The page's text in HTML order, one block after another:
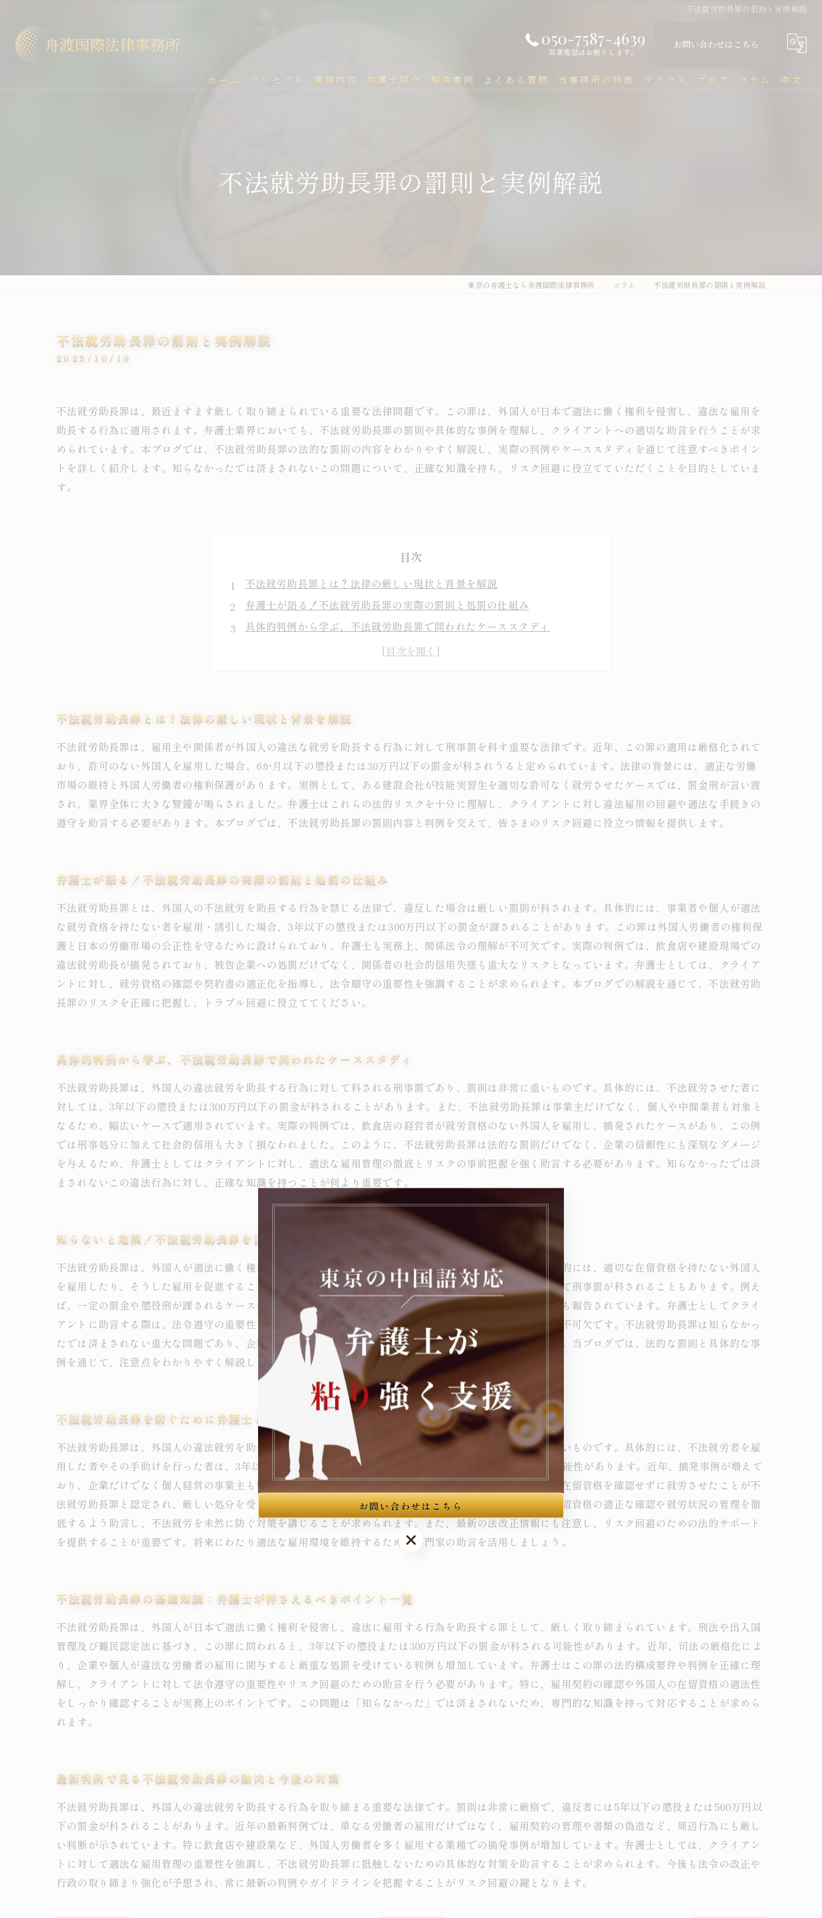
不法就労助長罪の罰則と実例解説
050-7587-4639
営業電話はお断りします。
お問い合わせはこちら
ホーム コンセプト 業務内容 弁護士紹介 解決事例 よくある質問 当事務所の特徴
刑事
外国人刑事・在留Q&A
傷害・暴行
アクセス ブログ コラム 中文
不法就労助長罪の罰則と実例解説
東京の弁護士なら舟渡国際法律事務所 コラム 不法就労助長罪の罰則と実例解説
不法就労助長罪の罰則と実例解説
2025/10/19
不法就労助長罪は、最近ますます厳しく取り締まられている重要な法律問題です。この罪は、外国人が日本で適法に働く権利を侵害し、違法な雇用を
助長する行為に適用されます。弁護士業界においても、不法就労助長罪の罰則や具体的な事例を理解し、クライアントへの適切な助言を行うことが求
められています。本ブログでは、不法就労助長罪の法的な罰則の内容をわかりやすく解説し、実際の判例やケーススタディを通じて注意すべきポイン
トを詳しく紹介します。知らなかったでは済まされないこの問題について、正確な知識を持ち、リスク回避に役立てていただくことを目的としていま
す。
目次
不法就労助長罪とは？法律の厳しい現状と背景を解説
弁護士が語る！不法就労助長罪の実際の罰則と処罰の仕組み
具体的判例から学ぶ、不法就労助長罪で問われたケーススタディ
知らないと危険！不法就労助長罪を回避するための注意点まとめ
最新判例で見る不法就労助長罪の動向と今後の対策
不法就労助長罪とは？法律の厳しい現状と背景を解説
不法就労助長罪は、雇用主や関係者が外国人の違法な就労を助長する行為に対して刑事罰を科す重要な法律です。近年、この罪の適用は厳格化されて
おり、許可のない外国人を雇用した場合、6か月以下の懲役または30万円以下の罰金が科されうると定められています。法律の背景には、適正な労働
市場の維持と外国人労働者の権利保護があります。実例として、ある建設会社が技能実習生を適切な許可なく就労させたケースでは、罰金刑が言い渡
され、業界全体に大きな警鐘が鳴らされました。弁護士はこれらの法的リスクを十分に理解し、クライアントに対し違法雇用の回避や適法な手続きの
遵守を助言する必要があります。本ブログでは、不法就労助長罪の罰則内容と判例を交えて、皆さまのリスク回避に役立つ情報を提供します。
弁護士が語る！不法就労助長罪の実際の罰則と処罰の仕組み
不法就労助長罪とは、外国人の不法就労を助長する行為を禁じる法律で、違反した場合は厳しい罰則が科されます。具体的には、事業者や個人が適法
な就労資格を持たない者を雇用・誘引した場合、3年以下の懲役または300万円以下の罰金が課されることがあります。この罪は外国人労働者の権利保
護と日本の労働市場の公正性を守るために設けられており、弁護士も実務上、関係法令の理解が不可欠です。実際の判例では、飲食店や建設現場での
違法就労助長が摘発されており、被告企業への処罰だけでなく、関係者の社会的信用失墜も重大なリスクとなっています。弁護士としては、クライア
ントに対し、就労資格の確認や契約書の適正化を指導し、法令順守の重要性を強調することが求められます。本ブログでの解説を通じて、不法就労助
長罪のリスクを正確に把握し、トラブル回避に役立ててください。
具体的判例から学ぶ、不法就労助長罪で問われたケーススタディ
不法就労助長罪は、外国人の違法就労を助長する行為に対して科される刑事罰であり、罰則は非常に重いものです。具体的には、不法就労させた者に
対しては、3年以下の懲役または300万円以下の罰金が科されることがあります。また、不法就労助長罪は事業主だけでなく、個人や中間業者も対象と
なるため、幅広いケースで適用されています。実際の判例では、飲食店の経営者が就労資格のない外国人を雇用し、摘発されたケースがあり、この例
では刑事処分に加えて社会的信用も大きく損なわれました。このように、不法就労助長罪は法的な罰則だけでなく、企業の信頼性にも深刻なダメージ
を与えるため、弁護士としてはクライアントに対し、適法な雇用管理の徹底とリスクの事前把握を強く助言する必要があります。知らなかったでは済
まされないこの違法行為に対し、正確な知識を持つことが何より重要です。
知らないと危険！不法就労助長罪を回避するための注意点まとめ
不法就労助長罪は、外国人が適法に働く権利を侵害し、違法な雇用を助長する行為を罰する法律です。具体的には、適切な在留資格を持たない外国人
を雇用したり、そうした雇用を促進することが該当します。この罪の罰則は非常に重く、個人や企業に対して刑事罰が科されることもあります。例え
ば、一定の罰金や懲役刑が課されるケースがあり、実際の判例では雇用主が数百万円の罰金を科された事例も報告されています。弁護士としてクライ
アントに助言する際は、法令遵守の重要性を強調し、在留資格の確認や適法な雇用管理の徹底を促すことが不可欠です。不法就労助長罪は知らなかっ
たでは済まされない重大な問題であり、企業も個人もリスク回避のために正しい知識を持つ必要があります。当ブログでは、法的な罰則と具体的な事
例を通じて、注意点をわかりやすく解説していきます。
不法就労助長罪を防ぐために弁護士としてできることとは？将来への対策
不法就労助長罪は、外国人の違法就労を助長する行為に対して科される刑事罰であり、その罰則は非常に重いものです。具体的には、不法就労者を雇
用した者やその手助けを行った者は、3年以下の懲役または300万円以下の罰金、もしくは両方が科される可能性があります。近年、摘発事例が増えて
おり、企業だけでなく個人経営の事業主も警戒を強める必要があります。実際の判例では、外国人労働者の在留資格を確認せずに就労させたことが不
法就労助長罪と認定され、厳しい処分を受けたケースがあります。弁護士としては、クライアントに対し在留資格の適正な確認や就労状況の管理を徹
底するよう助言し、不法就労を未然に防ぐ対策を講じることが求められます。また、最新の法改正情報にも注意し、リスク回避のための法的サポート
を提供することが重要です。将来にわたり適法な雇用環境を維持するため、専門家の助言を活用しましょう。
不法就労助長罪の基礎知識：弁護士が押さえるべきポイント一覧
不法就労助長罪は、外国人が日本で適法に働く権利を侵害し、違法に雇用する行為を助長する罪として、厳しく取り締まられています。刑法や出入国
管理及び難民認定法に基づき、この罪に問われると、3年以下の懲役または300万円以下の罰金が科される可能性があります。近年、司法の厳格化によ
り、企業や個人が違法な労働者の雇用に関与すると厳重な処罰を受けている判例も増加しています。弁護士はこの罪の法的構成要件や判例を正確に理
解し、クライアントに対して法令遵守の重要性やリスク回避のための助言を行う必要があります。特に、雇用契約の確認や外国人の在留資格の適法性
をしっかり確認することが実務上のポイントです。この問題は「知らなかった」では済まされないため、専門的な知識を持って対応することが求めら
れます。
最新判例で見る不法就労助長罪の動向と今後の対策
不法就労助長罪は、外国人の違法就労を助長する行為を取り締まる重要な法律です。罰則は非常に厳格で、違反者には5年以下の懲役または500万円以
下の罰金が科されることがあります。近年の最新判例では、単なる労働者の雇用だけではなく、雇用契約の管理や書類の偽造など、周辺行為にも厳し
い判断が示されています。特に飲食店や建設業など、外国人労働者を多く雇用する業種での摘発事例が増加しています。弁護士としては、クライアン
トに対して適法な雇用管理の重要性を強調し、不法就労助長罪に抵触しないための具体的な対策を助言することが求められます。今後も法令の改正や
行政の取り締まり強化が予想され、常に最新の判例やガイドラインを把握することがリスク回避の鍵となります。
お問い合わせはこちら
お問い合わせはこちら